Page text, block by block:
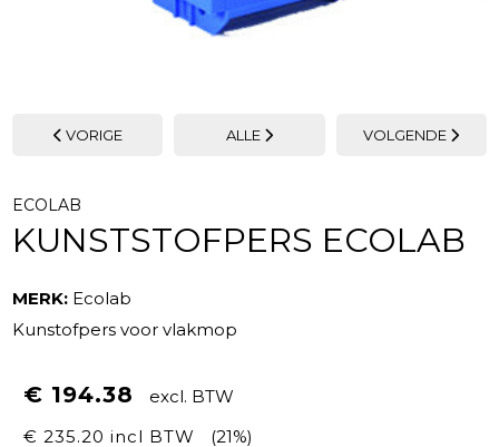
VORIGE ALLE VOLGENDE
ECOLAB
KUNSTSTOFPERS ECOLAB
MERK: Ecolab
Kunstofpers voor vlakmop
€ 194.38
excl. BTW
€ 235.20 incl BTW
(21%)